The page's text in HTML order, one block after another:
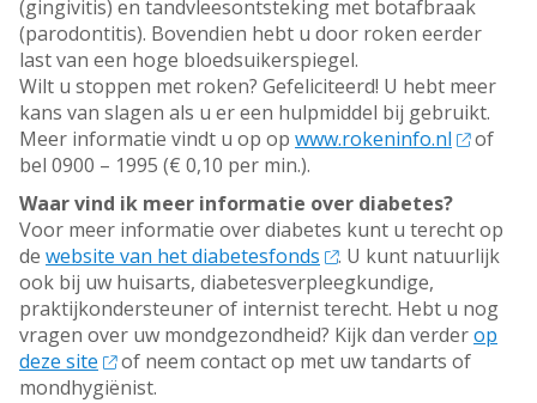
(gingivitis) en tandvleesontsteking met botafbraak
(parodontitis). Bovendien hebt u door roken eerder
last van een hoge bloedsuikerspiegel.
Wilt u stoppen met roken? Gefeliciteerd! U hebt meer
kans van slagen als u er een hulpmiddel bij gebruikt.
Meer informatie vindt u op op www.rokeninfo.nl
of
bel 0900 – 1995 (€ 0,10 per min.).
Waar vind ik meer informatie over diabetes?
Voor meer informatie over diabetes kunt u terecht op
de website van het diabetesfonds
. U kunt natuurlijk
ook bij uw huisarts, diabetesverpleegkundige,
praktijkondersteuner of internist terecht. Hebt u nog
vragen over uw mondgezondheid? Kijk dan verderop
deze site
of neem contact op met uw tandarts of
mondhygiënist.